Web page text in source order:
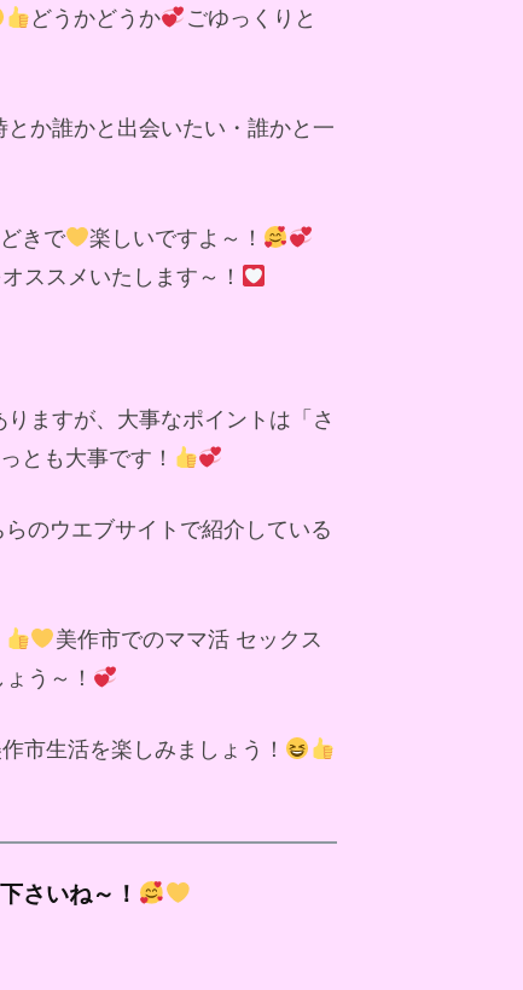
どうかどうか
ごゆっくりと
か誰かと出会いたい・誰かと一
きで
楽しいですよ～！
ススメいたします～！
ますが、大事なポイントは「さ
とも大事です！
のウエブサイトで紹介している
美作市でのママ活 セックス
う～！
市生活を楽しみましょう！
さいね～！